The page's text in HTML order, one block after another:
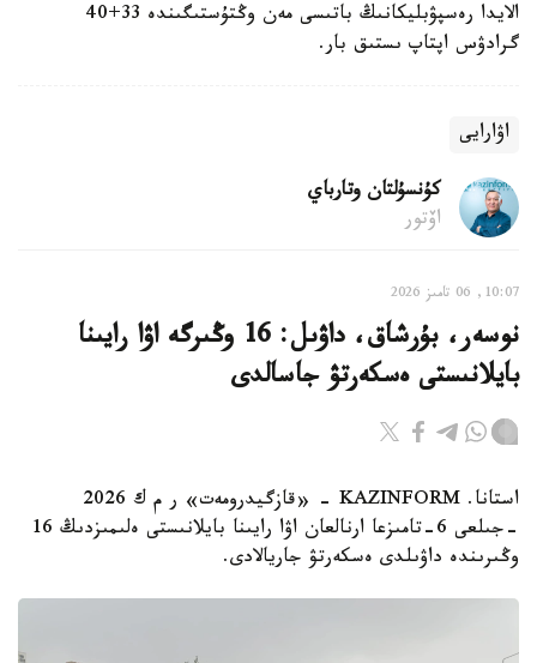
الايدا رەسپۋبليكانىڭ باتىسى مەن وڭتۇستىگىندە 33+40
گرادۋس اپتاپ ىستىق بار.
اۋارايى
كۇنسۇلتان وتارباي
اۆتور
10:07, 06 تامىز 2026
نوسەر، بۇرشاق، داۋىل: 16 وڭىرگە اۋا رايىنا
بايلانىستى ەسكەرتۋ جاسالدى
استانا. KAZINFORM - «قازگيدرومەت» ر م ك 2026
-جىلعى 6-تامىزعا ارنالعان اۋا رايىنا بايلانىستى ەلىمىزدىڭ 16
وڭىرىندە داۋىلدى ەسكەرتۋ جاريالادى.